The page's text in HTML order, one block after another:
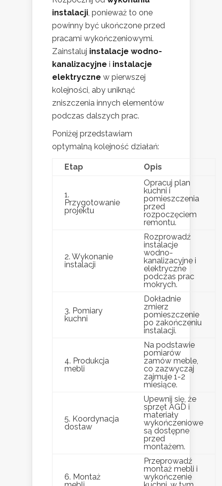
instalacji , ponieważ to one
powinny być ukończone przed
pracami wykończeniowymi.
Zainstaluj instalacje wodno-
kanalizacyjne i instalacje
elektryczne w pierwszej
kolejności, aby uniknąć
zniszczenia innych elementów
podczas dalszych prac.
Poniżej przedstawiam
optymalną kolejność działań:
Etap Opis
1.
Przygotowanie
projektu
Opracuj plan
kuchni i
pomieszczenia
przed
rozpoczęciem
remontu.
2. Wykonanie
instalacji
Rozprowadź
instalacje
wodno-
kanalizacyjne i
elektryczne
podczas prac
mokrych.
3. Pomiary
kuchni
Dokładnie
zmierz
pomieszczenie
po zakończeniu
instalacji.
4. Produkcja
mebli
Na podstawie
pomiarów
zamów meble,
co zazwyczaj
zajmuje 1-2
miesiące.
5. Koordynacja
dostaw
Upewnij się, że
sprzęt AGD i
materiały
wykończeniowe
są dostępne
przed
montażem.
6. Montaż
Przeprowadź
montaż mebli i
wykończenie